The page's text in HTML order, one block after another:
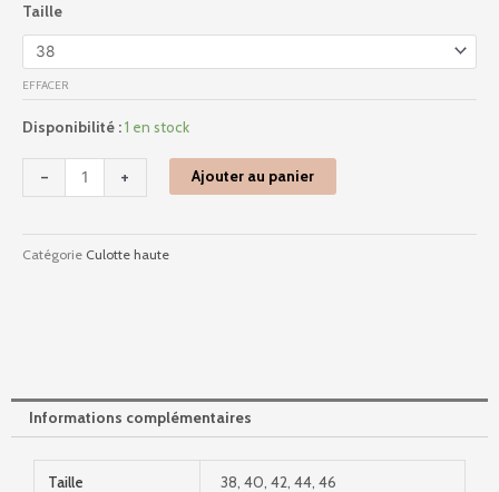
Taille
EFFACER
Disponibilité :1 en stock
-
de
10216997
-
Amourette
Charm
Cedar
+ Ajouter au panier
Catégorie Culotte haute
Informations complémentaires
Taille 38, 40, 42, 44, 46